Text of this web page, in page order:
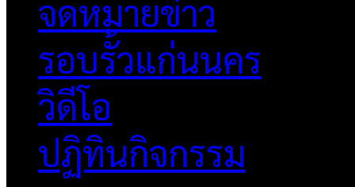
จดหมายข่าว
รอบรั้วแก่นนคร
วิดีโอ
ปฏิทินกิจกรรม